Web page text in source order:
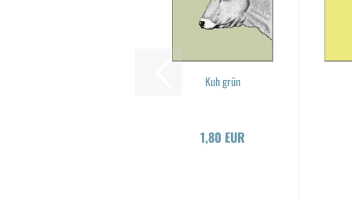
Kuh grün
1,80 EUR